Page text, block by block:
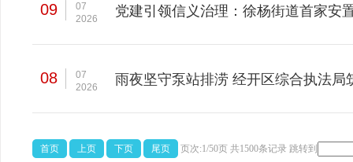
09
07
2026
党建引领信义治理：徐杨街道首家安
08
07
2026
雨夜坚守泵站排涝 经开区综合执法局
首页 上页 下页 尾页 页次:1/50页 共1500条记录 跳转到